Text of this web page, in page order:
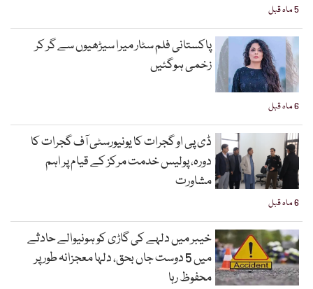
5 ماہ قبل
6 ماہ قبل
پاکستانی فلم سٹار میرا سیڑھیوں سے گر کر
زخمی ہوگئیں
6 ماہ قبل
ڈی پی او گجرات کا یونیورسٹی آف گجرات کا
دورہ، پولیس خدمت مرکز کے قیام پر اہم
مشاورت
خیبر میں دلہے کی گاڑی کو ہونیوالے حادثے
میں 5 دوست جاں بحق، دلہا معجزانہ طور پر
محفوظ رہا